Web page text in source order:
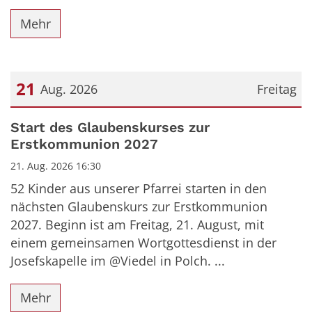
Mehr
Freitag
21 Aug. 2026
Datum: 21. August 2026
Start des Glaubenskurses zur
Erstkommunion 2027
21. Aug. 2026 16:30
52 Kinder aus unserer Pfarrei starten in den
nächsten Glaubenskurs zur Erstkommunion
2027. Beginn ist am Freitag, 21. August, mit
einem gemeinsamen Wortgottesdienst in der
Josefskapelle im @Viedel in Polch. ...
Mehr